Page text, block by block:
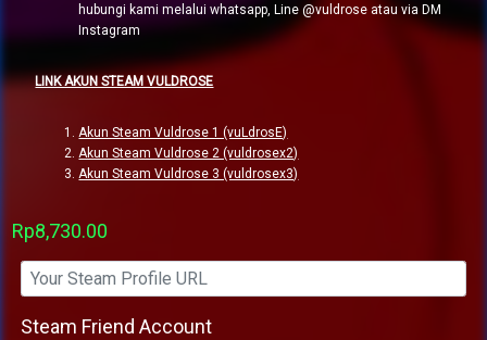
hubungi kami melalui whatsapp, Line @vuldrose atau via DM
Instagram
LINK AKUN STEAM VULDROSE
Akun Steam Vuldrose 1 (vuLdrosE)
Akun Steam Vuldrose 2 (vuldrosex2)
Akun Steam Vuldrose 3 (vuldrosex3)
Rp8,730.00
Steam Friend Account